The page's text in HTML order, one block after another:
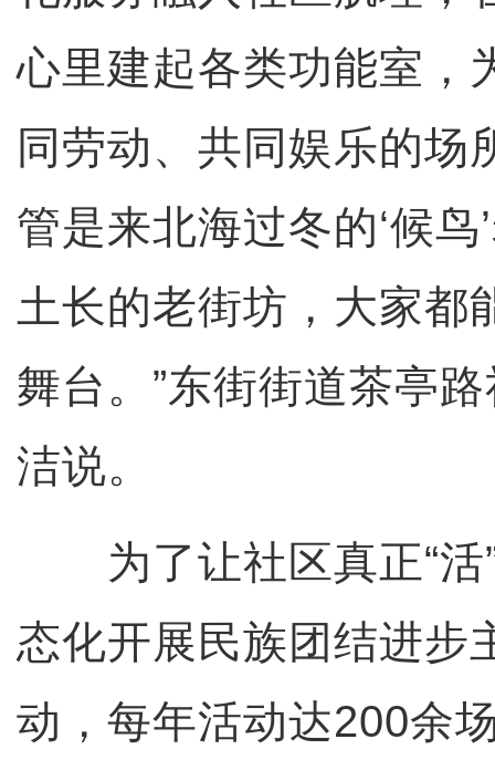
心里建起各类功能室，
同劳动、共同娱乐的场
管是来北海过冬的‘候
土长的老街坊，大家都
舞台。”东街街道茶亭
洁说。
为了让社区真正“活
态化开展民族团结进步
动，每年活动达200余